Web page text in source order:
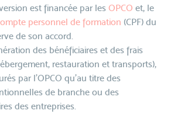
est financée par les OPCO et, le
personnel de formation (CPF) du
de son accord.
des bénéficiaires et des frais
restauration et transports),
par l’OPCO qu’au titre des
de branche ou des
des entreprises.